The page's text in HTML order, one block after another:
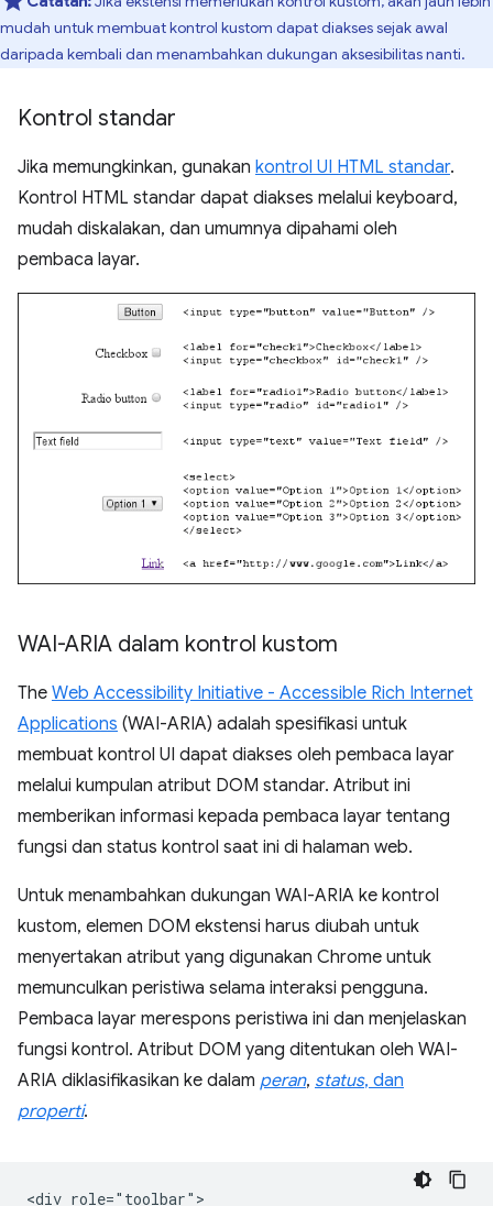
mudah untuk membuat kontrol kustom dapat diakses sejak awal
daripada kembali dan menambahkan dukungan aksesibilitas nanti.
Kontrol standar
Jika memungkinkan, gunakan kontrol UI HTML standar.
Kontrol HTML standar dapat diakses melalui keyboard,
mudah diskalakan, dan umumnya dipahami oleh
pembaca layar.
WAI-ARIA dalam kontrol kustom
The Web Accessibility Initiative - Accessible Rich Internet
Applications (WAI-ARIA) adalah spesifikasi untuk
membuat kontrol UI dapat diakses oleh pembaca layar
melalui kumpulan atribut DOM standar. Atribut ini
memberikan informasi kepada pembaca layar tentang
fungsi dan status kontrol saat ini di halaman web.
Untuk menambahkan dukungan WAI-ARIA ke kontrol
kustom, elemen DOM ekstensi harus diubah untuk
menyertakan atribut yang digunakan Chrome untuk
memunculkan peristiwa selama interaksi pengguna.
Pembaca layar merespons peristiwa ini dan menjelaskan
fungsi kontrol. Atribut DOM yang ditentukan oleh WAI-
ARIA diklasifikasikan ke dalam peran, status, dan
properti.